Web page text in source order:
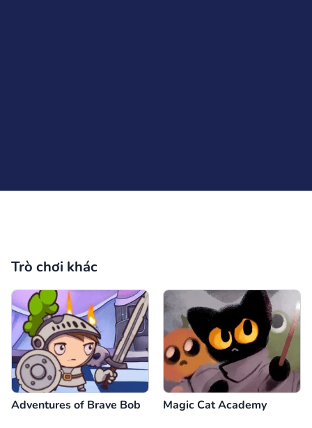
Trò chơi khác
Adventures of Brave Bob Magic Cat Academy